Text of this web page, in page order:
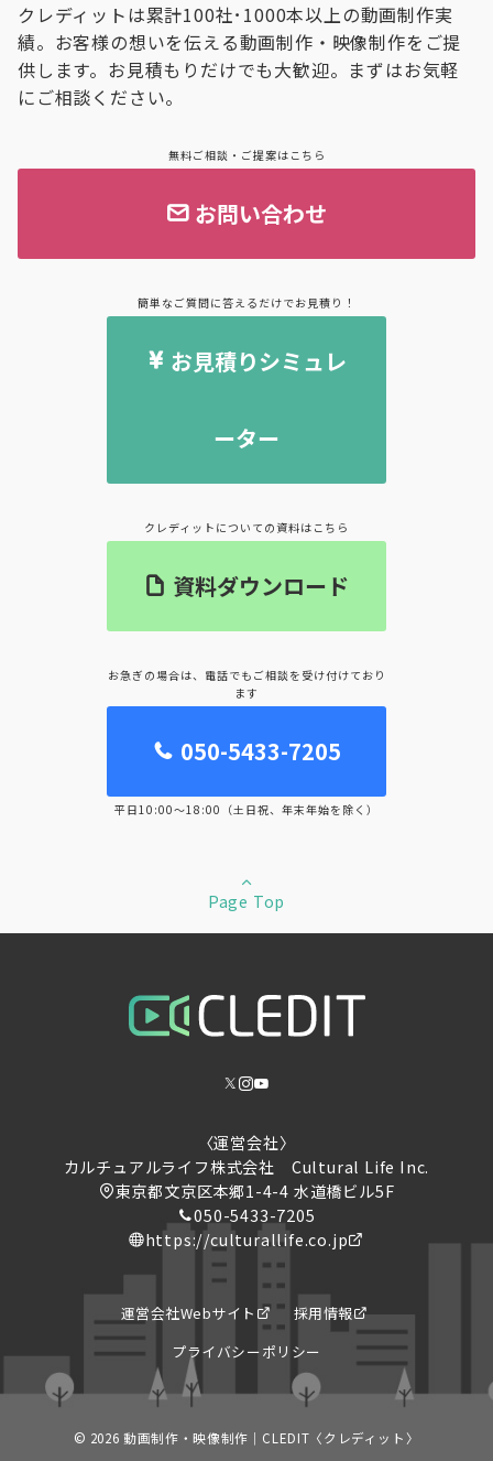
クレディットは累計100社･1000本以上の動画制作実
績。お客様の想いを伝える動画制作・映像制作をご提
供します。お見積もりだけでも大歓迎。まずはお気軽
にご相談ください。
無料ご相談・ご提案はこちら
お問い合わせ
簡単なご質問に答えるだけでお見積り！
お見積りシミュレ
ーター
クレディットについての資料はこちら
資料ダウンロード
お急ぎの場合は、電話でもご相談を受け付けており
ます
050-5433-7205
平日10:00～18:00（土日祝、年末年始を除く）
Page Top
〈運営会社〉
カルチュアルライフ株式会社 ​Cultural Life Inc.
東京都文京区本郷1-4-4 水道橋ビル5F
050-5433-7205
https://culturallife.co.jp
運営会社Webサイト
採用情報
プライバシーポリシー
© 2026動画制作・映像制作｜CLEDIT〈クレディット〉